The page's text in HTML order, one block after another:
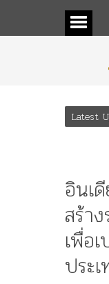
Latest
” “อรุณเทพบุตร” และ “เทพี
อินเ
สร้า
เพื่อ
ประ